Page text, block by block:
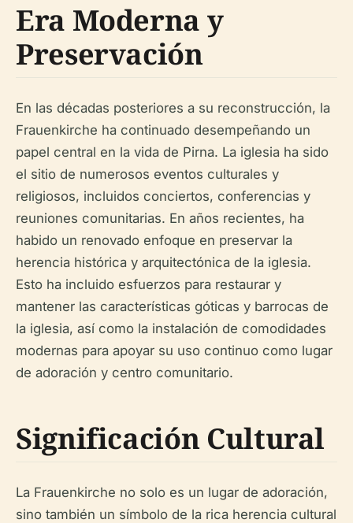
Era Moderna y
Preservación
En las décadas posteriores a su reconstrucción, la
Frauenkirche ha continuado desempeñando un
papel central en la vida de Pirna. La iglesia ha sido
el sitio de numerosos eventos culturales y
religiosos, incluidos conciertos, conferencias y
reuniones comunitarias. En años recientes, ha
habido un renovado enfoque en preservar la
herencia histórica y arquitectónica de la iglesia.
Esto ha incluido esfuerzos para restaurar y
mantener las características góticas y barrocas de
la iglesia, así como la instalación de comodidades
modernas para apoyar su uso continuo como lugar
de adoración y centro comunitario.
Significación Cultural
La Frauenkirche no solo es un lugar de adoración,
sino también un símbolo de la rica herencia cultural